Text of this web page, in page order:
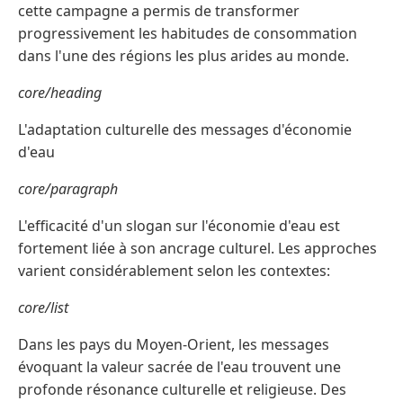
cette campagne a permis de transformer
progressivement les habitudes de consommation
dans l'une des régions les plus arides au monde.
core/heading
L'adaptation culturelle des messages d'économie
d'eau
core/paragraph
L'efficacité d'un slogan sur l'économie d'eau est
fortement liée à son ancrage culturel. Les approches
varient considérablement selon les contextes:
core/list
Dans les pays du Moyen-Orient, les messages
évoquant la valeur sacrée de l'eau trouvent une
profonde résonance culturelle et religieuse. Des